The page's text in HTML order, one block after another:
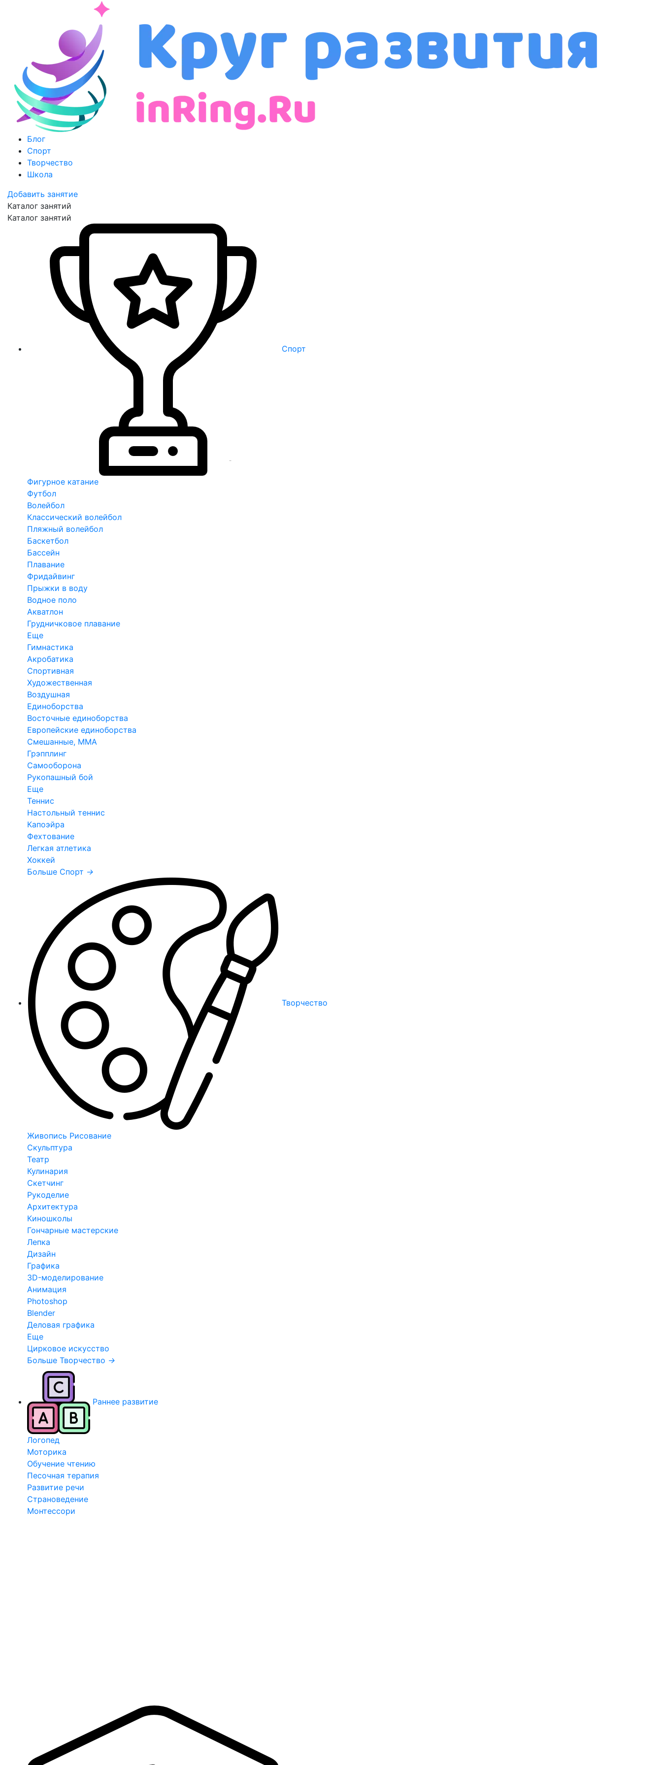
Блог
Спорт
Творчество
Школа
Добавить занятие
Каталог занятий
Каталог занятий
Спорт
Фигурное катание
Футбол
Волейбол
Классический волейбол
Пляжный волейбол
Баскетбол
Бассейн
Плавание
Фридайвинг
Прыжки в воду
Водное поло
Акватлон
Грудничковое плавание
Еще
Гимнастика
Акробатика
Спортивная
Художественная
Воздушная
Единоборства
Восточные единоборства
Европейские единоборства
Смешанные, ММА
Грэпплинг
Самооборона
Рукопашный бой
Еще
Теннис
Настольный теннис
Капоэйра
Фехтование
Легкая атлетика
Хоккей
Больше Спорт →
Творчество
Живопись Рисование
Скульптура
Театр
Кулинария
Скетчинг
Рукоделие
Архитектура
Киношколы
Гончарные мастерские
Лепка
Дизайн
Графика
3D-моделирование
Анимация
Photoshop
Blender
Деловая графика
Еще
Цирковое искусство
Больше Творчество →
Раннее развитие
Логопед
Моторика
Обучение чтению
Песочная терапия
Развитие речи
Страноведение
Монтессори